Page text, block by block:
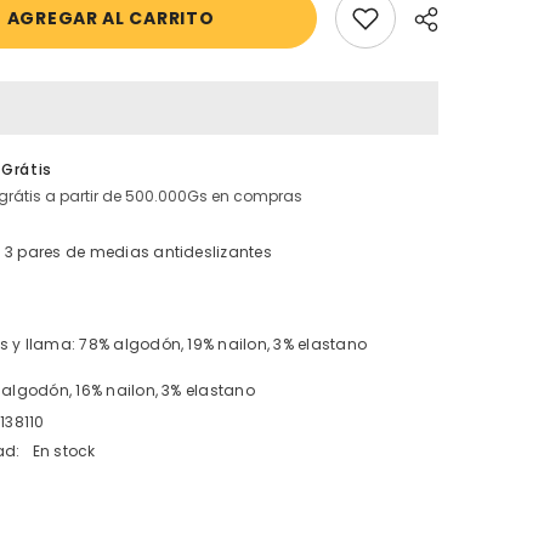
Carter&#39;s
antideslizantes
AGREGAR AL CARRITO
a partir de 500.000Gs en compras
3 pares de medias antideslizantes
y llama: 78% algodón, 19% nailon, 3% elastano
algodón, 16% nailon, 3% elastano
En stock